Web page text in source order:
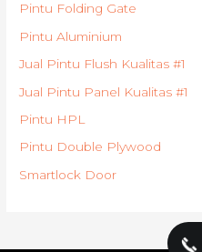
Pintu Folding Gate
Pintu Aluminium
Jual Pintu Flush Kualitas #1
Jual Pintu Panel Kualitas #1
Pintu HPL
Pintu Double Plywood
Smartlock Door